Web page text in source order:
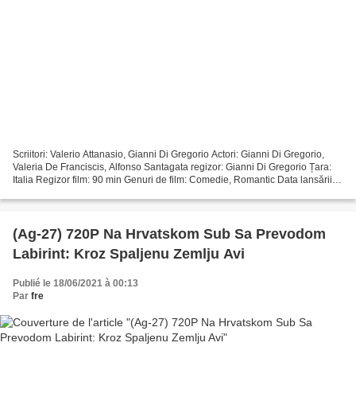
Scriitori: Valerio Attanasio, Gianni Di Gregorio Actori: Gianni Di Gregorio,
Valeria De Franciscis, Alfonso Santagata regizor: Gianni Di Gregorio Țara:
Italia Regizor film: 90 min Genuri de film: Comedie, Romantic Data lansării
(Ag-27) 720P Na Hrvatskom Sub Sa Prevodom
Labirint: Kroz Spaljenu Zemlju Avi
Publié le 18/06/2021 à 00:13
Par fre